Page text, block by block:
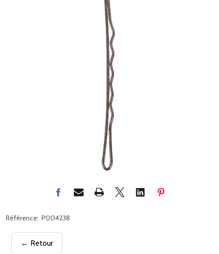
Référence: P004238
← Retour